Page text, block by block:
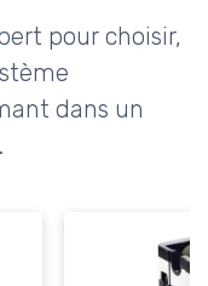
pour choisir,
dans un